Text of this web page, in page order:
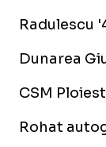
Radulescu
Dunarea
CSM
Rohat